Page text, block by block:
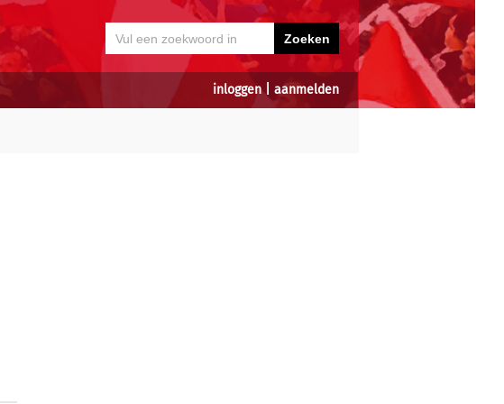
inloggen| aanmelden